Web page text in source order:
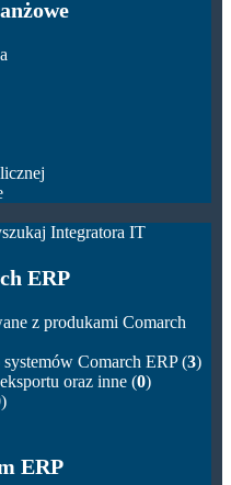
Integratora IT
ERP
z produkami Comarch
Comarch ERP (3)
oraz inne (0)
)
ERP